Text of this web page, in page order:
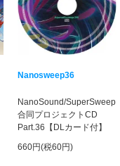
Nanosweep36
NanoSound/SuperSweep
合同プロジェクトCD
Part.36【DLカード付】
660円(税60円)